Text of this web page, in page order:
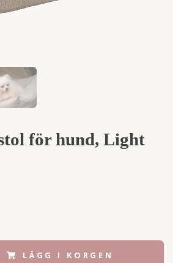
för hund, Light
LÄGG I KORGEN